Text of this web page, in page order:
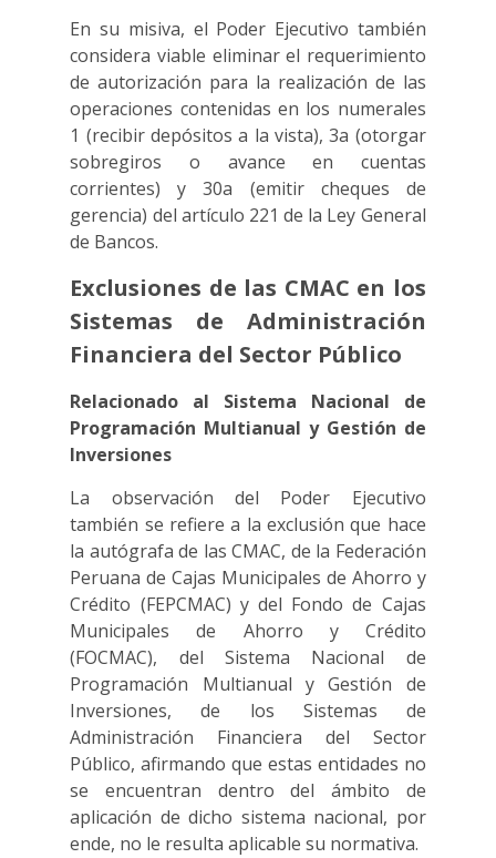
En su misiva, el Poder Ejecutivo también
considera viable eliminar el requerimiento
de autorización para la realización de las
operaciones contenidas en los numerales
1 (recibir depósitos a la vista), 3a (otorgar
sobregiros o avance en cuentas
corrientes) y 30a (emitir cheques de
gerencia) del artículo 221 de la Ley General
de Bancos.
Exclusiones de las CMAC en los
Sistemas de Administración
Financiera del Sector Público
Relacionado al Sistema Nacional de
Programación Multianual y Gestión de
Inversiones
La observación del Poder Ejecutivo
también se refiere a la exclusión que hace
la autógrafa de las CMAC, de la Federación
Peruana de Cajas Municipales de Ahorro y
Crédito (FEPCMAC) y del Fondo de Cajas
Municipales de Ahorro y Crédito
(FOCMAC), del Sistema Nacional de
Programación Multianual y Gestión de
Inversiones, de los Sistemas de
Administración Financiera del Sector
Público, afirmando que estas entidades no
se encuentran dentro del ámbito de
aplicación de dicho sistema nacional, por
ende, no le resulta aplicable su normativa.